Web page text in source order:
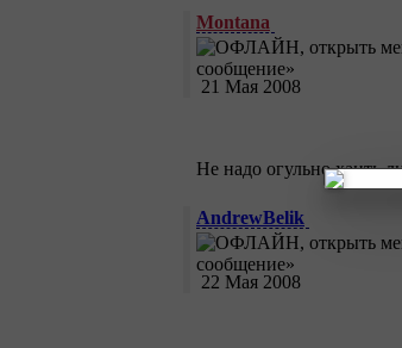
Montana
21 Мая 2008
Не надо огульно хаить
AndrewBelik
22 Мая 2008